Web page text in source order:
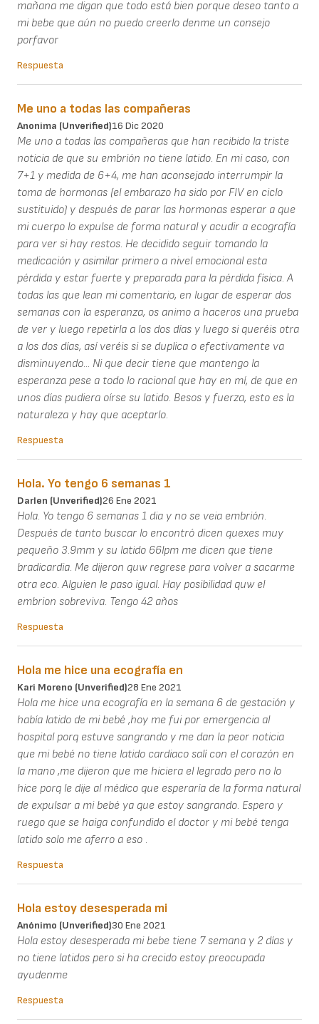
mañana me digan que todo está bien porque deseo tanto a
mi bebe que aún no puedo creerlo denme un consejo
porfavor
Respuesta
Me uno a todas las compañeras
Anonima (unverified)16 Dic 2020
Me uno a todas las compañeras que han recibido la triste
noticia de que su embrión no tiene latido. En mi caso, con
7+1 y medida de 6+4, me han aconsejado interrumpir la
toma de hormonas (el embarazo ha sido por FIV en ciclo
sustituido) y después de parar las hormonas esperar a que
mi cuerpo lo expulse de forma natural y acudir a ecografía
para ver si hay restos. He decidido seguir tomando la
medicación y asimilar primero a nivel emocional esta
pérdida y estar fuerte y preparada para la pérdida física. A
todas las que lean mi comentario, en lugar de esperar dos
semanas con la esperanza, os animo a haceros una prueba
de ver y luego repetirla a los dos días y luego si queréis otra
a los dos días, así veréis si se duplica o efectivamente va
disminuyendo... Ni que decir tiene que mantengo la
esperanza pese a todo lo racional que hay en mí, de que en
unos días pudiera oírse su latido. Besos y fuerza, esto es la
naturaleza y hay que aceptarlo.
Respuesta
Hola. Yo tengo 6 semanas 1
Darlen (unverified)26 Ene 2021
Hola. Yo tengo 6 semanas 1 dia y no se veia embrión.
Después de tanto buscar lo encontró dicen quexes muy
pequeño 3.9mm y su latido 66lpm me dicen que tiene
bradicardia. Me dijeron quw regrese para volver a sacarme
otra eco. Alguien le paso igual. Hay posibilidad quw el
embrion sobreviva. Tengo 42 años
Respuesta
Hola me hice una ecografía en
Kari Moreno (unverified)28 Ene 2021
Hola me hice una ecografía en la semana 6 de gestación y
había latido de mi bebé ,hoy me fui por emergencia al
hospital porq estuve sangrando y me dan la peor noticia
que mi bebé no tiene latido cardiaco salí con el corazón en
la mano ,me dijeron que me hiciera el legrado pero no lo
hice porq le dije al médico que esperaría de la forma natural
de expulsar a mi bebé ya que estoy sangrando. Espero y
ruego que se haiga confundido el doctor y mi bebé tenga
latido solo me aferro a eso .
Respuesta
Hola estoy desesperada mi
Anónimo (unverified)30 Ene 2021
Hola estoy desesperada mi bebe tiene 7 semana y 2 días y
no tiene latidos pero si ha crecido estoy preocupada
ayudenme
Respuesta